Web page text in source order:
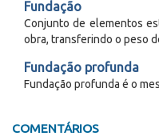
Fundação
Conjunto de elementos
obra, transferindo o peso
Fundação profunda
Fundação profunda é o
COMENTÁRIOS